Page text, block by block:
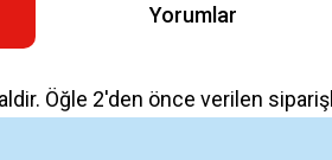
Yorumlar
Öğle 2'den önce verilen